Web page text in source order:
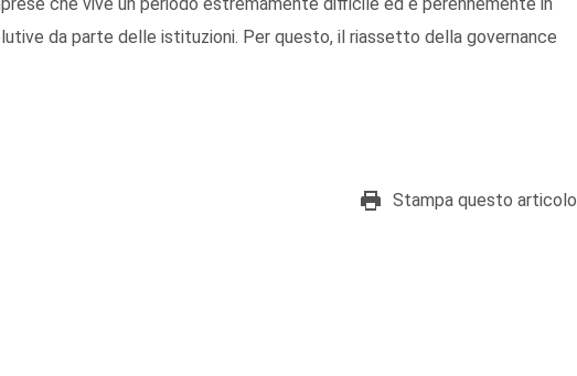
da parte delle istituzioni. Per questo, il riassetto della governance
Stampa questo articolo